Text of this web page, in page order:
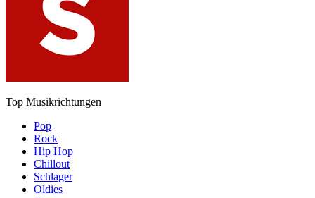
Top Musikrichtungen
Pop
Rock
Hip Hop
Chillout
Schlager
Oldies